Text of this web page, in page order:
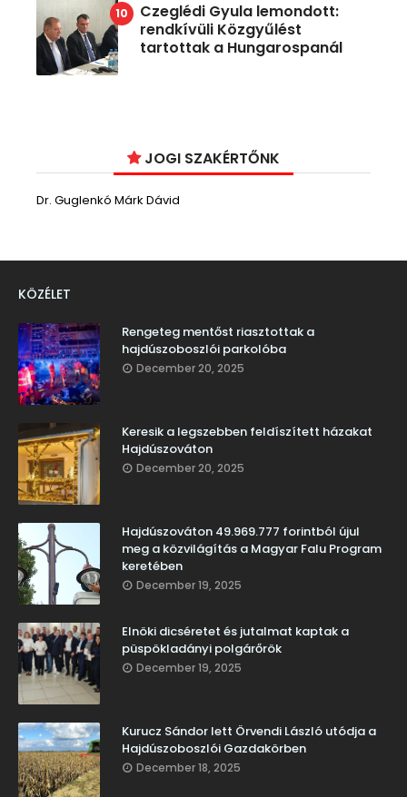
Czeglédi Gyula lemondott:
rendkívüli Közgyűlést
tartottak a Hungarospanál
JOGI SZAKÉRTŐNK
Dr. Guglenkó Márk Dávid
KÖZÉLET
Rengeteg mentőst riasztottak a
hajdúszoboszlói parkolóba
December 20, 2025
Keresik a legszebben feldíszített házakat
Hajdúszováton
December 20, 2025
Hajdúszováton 49.969.777 forintból újul
meg a közvilágítás a Magyar Falu Program
keretében
December 19, 2025
Elnöki dicséretet és jutalmat kaptak a
püspökladányi polgárőrök
December 19, 2025
Kurucz Sándor lett Örvendi László utódja a
Hajdúszoboszlói Gazdakörben
December 18, 2025